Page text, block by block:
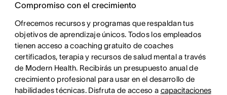
Compromiso con el crecimiento
Ofrecemos recursos y programas que respaldan tus
objetivos de aprendizaje únicos. Todos los empleados
tienen acceso a coaching gratuito de coaches
certificados, terapia y recursos de salud mental a través
de Modern Health. Recibirás un presupuesto anual de
crecimiento profesional para usar en el desarrollo de
habilidades técnicas. Disfruta de acceso a capacitaciones